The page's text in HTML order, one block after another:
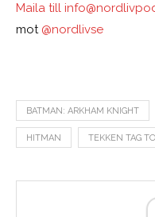
Maila till
mot @nordlivse
BATMAN: ARKHAM KNIGHT
HITMAN TEKKEN TAG